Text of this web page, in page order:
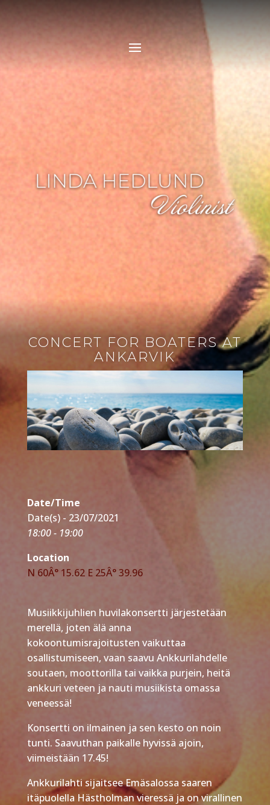
CONCERT FOR BOATERS AT
ANKARVIK
Date/Time
Date(s) - 23/07/2021
18:00 - 19:00
Location
N 60Â° 15.62 E 25Â° 39.96
Musiikkijuhlien huvilakonsertti järjestetään
merellä, joten älä anna
kokoontumisrajoitusten vaikuttaa
osallistumiseen, vaan saavu Ankkurilahdelle
soutaen, moottorilla tai vaikka purjein, heitä
ankkuri veteen ja nauti musiikista omassa
veneessä!
Konsertti on ilmainen ja sen kesto on noin
tunti. Saavuthan paikalle hyvissä ajoin,
viimeistään 17.45!
Ankkurilahti sijaitsee Emäsalossa saaren
itäpuolella Hästholman vieressä ja on virallinen